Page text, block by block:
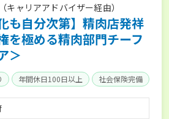
ャリアアドバイザー経由）
も自分次第】精肉店発祥
を極める精肉部門チーフ
＞
年間休日100日以上 社会保険完備